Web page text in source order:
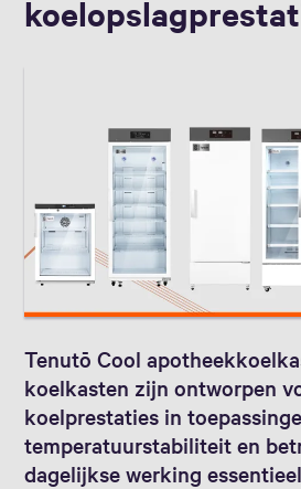
Tenutō Cool
koelkasten zijn ontworpen
koelprestaties in
temperatuurstabiliteit en
dagelijkse werking